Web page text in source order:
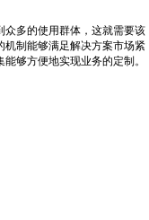
众多的使用群体，这就需要该
机制能够满足解决方案市场紧
够方便地实现业务的定制。